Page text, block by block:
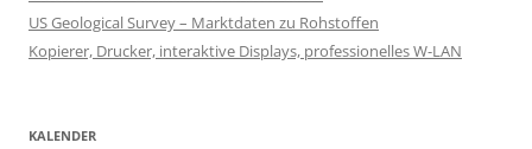
US Geological Survey – Marktdaten zu Rohstoffen
Kopierer, Drucker, interaktive Displays, professionelles W-LAN
KALENDER